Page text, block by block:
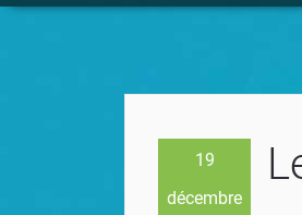
19
décembre